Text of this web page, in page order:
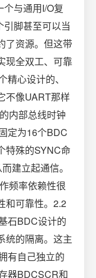
个与通用I/O复
脚甚至可以当
了资源。但这带
现全双工、可靠
心设计的、
不像UART那样
内部总线时钟
定为16个BDC
特殊的SYNC命
建立起通信。
频率依赖性很
和可靠性。2.2
石BDC设计的
统的隔离。这主
有自己独立的
器BDCSCR和